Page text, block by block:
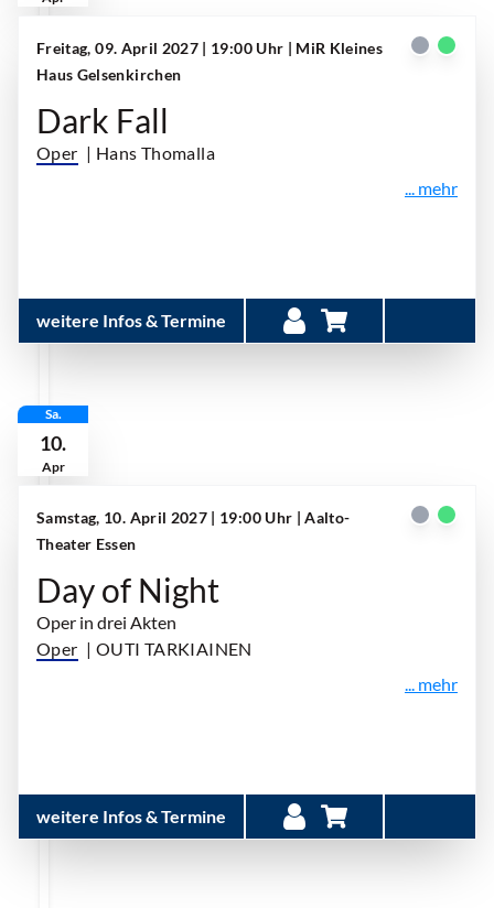
Freitag, 09. April 2027 | 19:00 Uhr | MiR Kleines
Haus Gelsenkirchen
Dark Fall
Oper | Hans Thomalla
... mehr
weitere Infos & Termine
Sa.
10.
Apr
Samstag, 10. April 2027 | 19:00 Uhr | Aalto-
Theater Essen
Day of Night
Oper in drei Akten
Oper | OUTI TARKIAINEN
... mehr
weitere Infos & Termine